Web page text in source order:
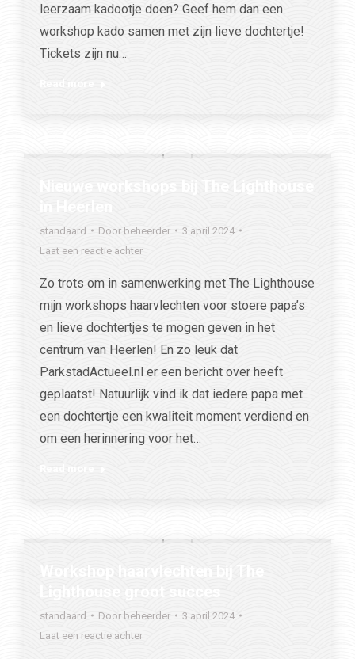
leerzaam kadootje doen? Geef hem dan een
workshop kado samen met zijn lieve dochtertje!
Tickets zijn nu…
standaard Door beheerder
3 april 2024
Laat een reactie achter
Zo trots om in samenwerking met The Lighthouse
mijn workshops haarvlechten voor stoere papa’s
en lieve dochtertjes te mogen geven in het
centrum van Heerlen! En zo leuk dat
ParkstadActueel.nl er een bericht over heeft
geplaatst! Natuurlijk vind ik dat iedere papa met
een dochtertje een kwaliteit moment verdiend en
om een herinnering voor het…
standaard Door beheerder
3 april 2024
Laat een reactie achter